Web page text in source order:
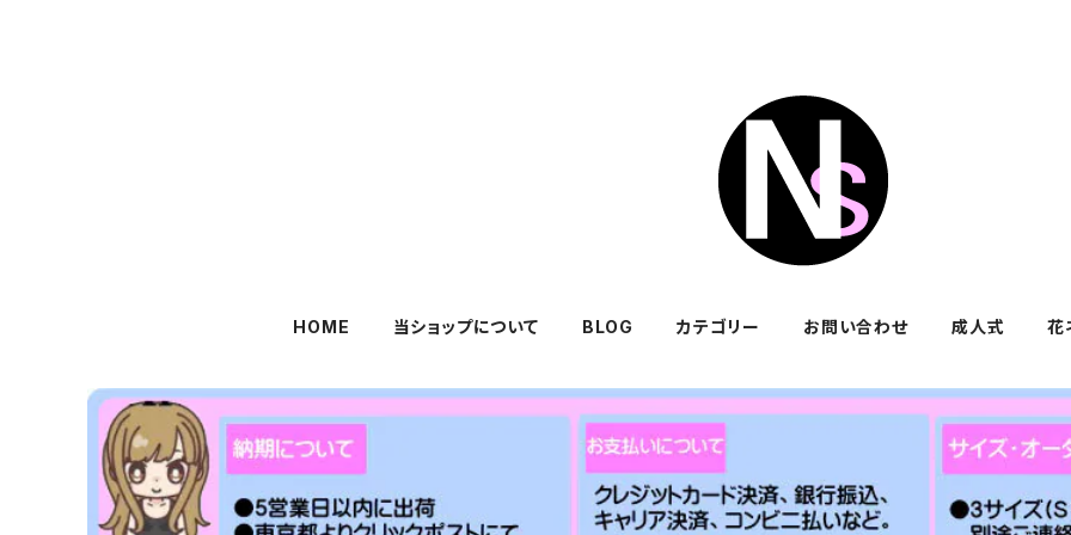
HOME 当ショップについて BLOG カテゴリー お問い合わせ 成人式 花